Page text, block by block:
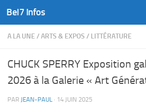
Skip to content
Bel7 Infos
A LA UNE /ARTS & EXPOS / LITTÉRATURE
CHUCK SPERRY Exposition
2026 à la Galerie « Art
PAR JEAN-PAUL · 14 JUIN 2025